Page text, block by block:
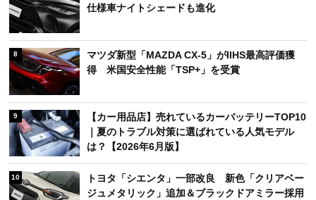
仕様車ナイトシェードも進化
8
マツダ新型「MAZDA CX-5」がIIHS最高評価獲
得 米国安全性能「TSP+」を受賞
9
【カー用品店】売れているカーバッテリーTOP10
｜夏のトラブル対策に選ばれている人気モデル
は？【2026年6月版】
10
トヨタ「シエンタ」一部改良 新色「クリアベー
ジュメタリック」追加＆ブラックドアミラー採用